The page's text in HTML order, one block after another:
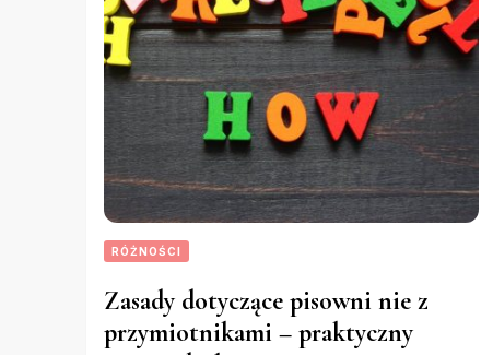
RÓŻNOŚCI
Zasady dotyczące pisowni nie z
przymiotnikami – praktyczny